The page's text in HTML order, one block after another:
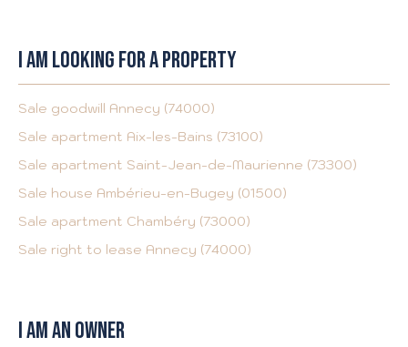
I AM LOOKING FOR A PROPERTY
Sale goodwill Annecy (74000)
Sale apartment Aix-les-Bains (73100)
Sale apartment Saint-Jean-de-Maurienne (73300)
Sale house Ambérieu-en-Bugey (01500)
Sale apartment Chambéry (73000)
Sale right to lease Annecy (74000)
I AM AN OWNER